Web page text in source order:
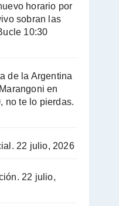
horario por
sobran las
10:30
de la Argentina
en
no te lo pierdas.
22 julio, 2026
22 julio,